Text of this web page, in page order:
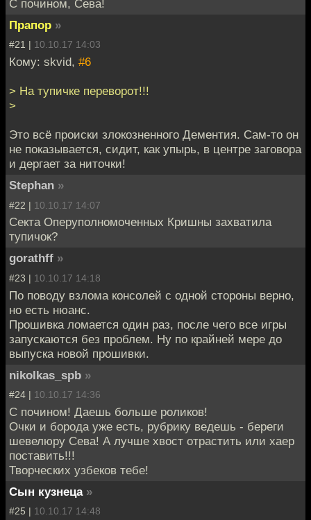
С почином, Сева!
Прапор »
#21 | 10.10.17 14:03
Кому: skvid, #6
> На тупичке переворот!!!
>
Это всё происки злокозненного Дементия. Сам-то он
не показывается, сидит, как упырь, в центре заговора
и дергает за ниточки!
Stephan »
#22 | 10.10.17 14:07
Секта Оперуполномоченных Кришны захватила
тупичок?
gorathff »
#23 | 10.10.17 14:18
По поводу взлома консолей с одной стороны верно,
но есть нюанс.
Прошивка ломается один раз, после чего все игры
запускаются без проблем. Ну по крайней мере до
выпуска новой прошивки.
nikolkas_spb »
#24 | 10.10.17 14:36
С почином! Даешь больше роликов!
Очки и борода уже есть, рубрику ведешь - береги
шевелюру Сева! А лучше хвост отрастить или хаер
поставить!!!
Творческих узбеков тебе!
Сын кузнеца »
#25 | 10.10.17 14:48